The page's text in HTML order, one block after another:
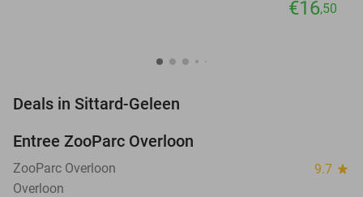
€16,50
Deals in Sittard-Geleen
TODAY
Entree ZooParc Overloon
ZooParc Overloon 9.7 star
Overloon